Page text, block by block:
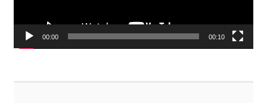
00:00 00:10